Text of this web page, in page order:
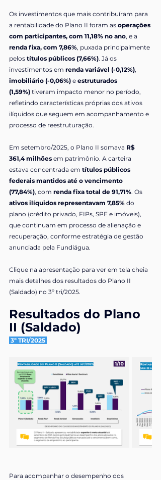
Os investimentos que mais contribuíram para
a rentabilidade do Plano II foram as operações
com participantes, com 11,18% no ano, e a
renda fixa, com 7,86%, puxada principalmente
pelos títulos públicos (7,66%). Já os
investimentos em renda variável (-0,12%),
imobiliário (-0,06%) e estruturados
(1,59%) tiveram impacto menor no período,
refletindo características próprias dos ativos
ilíquidos que seguem em acompanhamento e
processo de reestruturação.
Em setembro/2025, o Plano II somava R$
361,4 milhões em patrimônio. A carteira
estava concentrada em títulos públicos
federais mantidos até o vencimento
(77,84%), com renda fixa total de 91,71%. Os
ativos ilíquidos representavam 7,85% do
plano (crédito privado, FIPs, SPE e imóveis),
que continuam em processo de alienação e
recuperação, conforme estratégia de gestão
anunciada pela Fundiágua.
Clique na apresentação para ver em tela cheia
mais detalhes dos resultados do Plano II
(Saldado) no 3º tri/2025.
Resultados do Plano
II (Saldado)
3º TRI/2025
Para acompanhar o desempenho dos